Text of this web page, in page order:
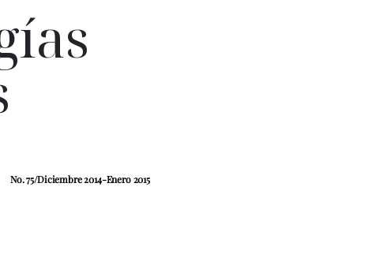
No. 75/Diciembre 2014-Enero 2015